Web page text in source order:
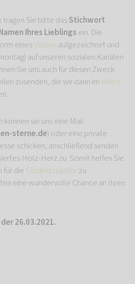
tragen Sie bitte dasStichwort
Ihres Lieblings ein. Die
einesVideosaufgezeichnet und
auf unseren sozialen Kanälen
Sie uns auch für diesen Zweck
zusenden, die wir dann imVideo
sie uns eine Mail
sterne.de) oder eine private
schicken, anschließend senden
Holz-Herz zu. Somit helfen Sie
für die Förderprojekte zu
eine wundervolle Chance an Ihren
26.03.2021.